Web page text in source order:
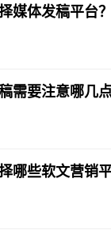
媒体发稿平台？
需要注意哪几点
哪些软文营销